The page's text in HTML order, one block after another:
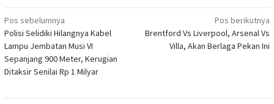
Navigasi
pos
Pos sebelumnya
Polisi Selidiki Hilangnya Kabel
Lampu Jembatan Musi VI
Sepanjang 900 Meter, Kerugian
Ditaksir Senilai Rp 1 Milyar
Pos berikutnya
Brentford Vs Liverpool, Arsenal Vs
Villa, Akan Berlaga Pekan Ini